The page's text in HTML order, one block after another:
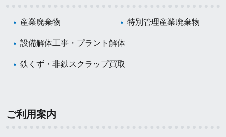
産業廃棄物 特別管理産業廃棄物
設備解体工事・プラント解体
鉄くず・非鉄スクラップ買取
ご利用案内